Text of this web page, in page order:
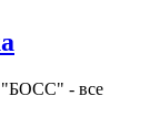
"БОСС" - все